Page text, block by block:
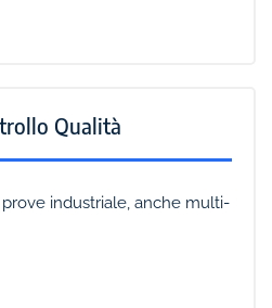
Qualità
industriale, anche multi-